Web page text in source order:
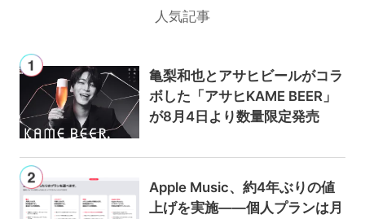
人気記事
亀梨和也とアサヒビールがコラ
ボした「アサヒKAME BEER」
が8月4日より数量限定発売
Apple Music、約4年ぶりの値
上げを実施——個人プランは月